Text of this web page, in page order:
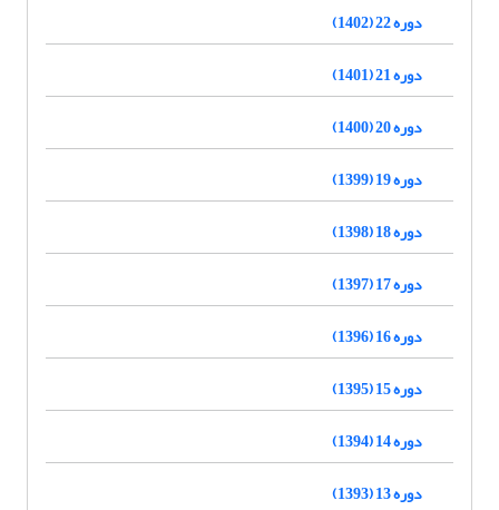
دوره 22 (1402)
دوره 21 (1401)
دوره 20 (1400)
دوره 19 (1399)
دوره 18 (1398)
دوره 17 (1397)
دوره 16 (1396)
دوره 15 (1395)
دوره 14 (1394)
دوره 13 (1393)